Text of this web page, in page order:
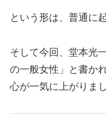
という形は、普通に
そして今回、堂本光
の一般女性」と書か
心が一気に上がりまし